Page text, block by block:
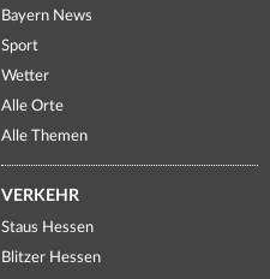
Bayern News
Sport
Wetter
Alle Orte
Alle Themen
VERKEHR
Staus Hessen
Blitzer Hessen